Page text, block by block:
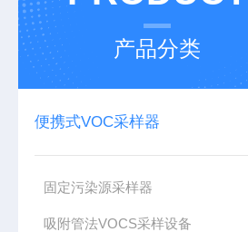
产品分类
便携式VOC采样器
固定污染源采样器
吸附管法VOCS采样设备